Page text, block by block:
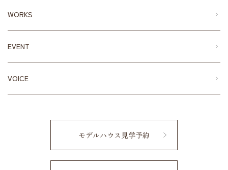
WORKS
EVENT
VOICE
モデルハウス見学予約